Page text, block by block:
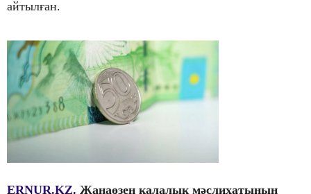
айтылған.
ERNUR.KZ. Жаңаөзен қалалық мәслихатының